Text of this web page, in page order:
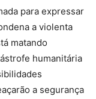
para expressar
a violenta
matando
humanitária
a segurança